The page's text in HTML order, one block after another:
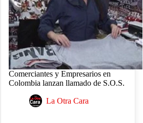
Comerciantes y Empresarios en
Colombia lanzan llamado de S.O.S.
La Otra Cara